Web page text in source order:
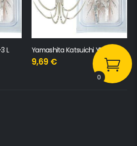
L Yamashita Katsuichi YB-3 M
9,69 €
0